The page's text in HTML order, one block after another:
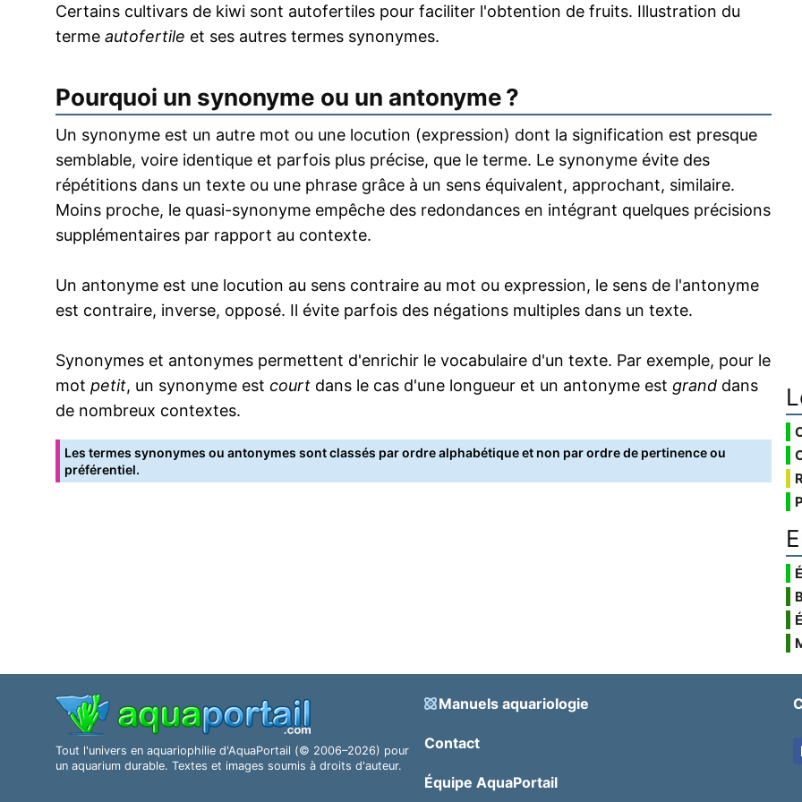
Certains cultivars de kiwi sont autofertiles pour faciliter l'obtention de fruits. Illustration du
terme autofertile et ses autres termes synonymes.
Pourquoi un synonyme ou un antonyme ?
Un synonyme est un autre mot ou une locution (expression) dont la signification est presque
semblable, voire identique et parfois plus précise, que le terme. Le synonyme évite des
répétitions dans un texte ou une phrase grâce à un sens équivalent, approchant, similaire.
Moins proche, le quasi-synonyme empêche des redondances en intégrant quelques précisions
supplémentaires par rapport au contexte.
Un antonyme est une locution au sens contraire au mot ou expression, le sens de l'antonyme
est contraire, inverse, opposé. Il évite parfois des négations multiples dans un texte.
Synonymes et antonymes permettent d'enrichir le vocabulaire d'un texte. Par exemple, pour le
mot petit, un synonyme est court dans le cas d'une longueur et un antonyme est grand dans
de nombreux contextes.
Les termes synonymes ou antonymes sont classés par ordre alphabétique et non par ordre de pertinence ou
préférentiel.
Tout l'univers en aquariophilie d'AquaPortail (© 2006–2026) pour
un aquarium durable. Textes et images soumis à droits d'auteur.
Manuels aquariologie
Contact
Équipe AquaPortail